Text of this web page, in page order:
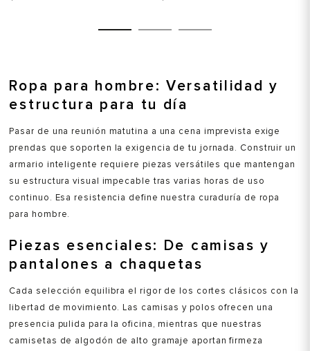
Talla
Selecciona una talla
EUR
USA
S
L
XL
Color
VER PRODUCTO
Talla
Selecciona una talla
EUR
USA
S
XL
Color
VER PRODUCTO
Ropa para hombre: Versatilidad y
estructura para tu día
Pasar de una reunión matutina a una cena imprevista exige
prendas que soporten la exigencia de tu jornada. Construir un
armario inteligente requiere piezas versátiles que mantengan
su estructura visual impecable tras varias horas de uso
continuo. Esa resistencia define nuestra curaduría de ropa
para hombre.
Piezas esenciales: De camisas y
pantalones a chaquetas
Cada selección equilibra el rigor de los cortes clásicos con la
libertad de movimiento. Las camisas y polos ofrecen una
presencia pulida para la oficina, mientras que nuestras
camisetas de algodón de alto gramaje aportan firmeza